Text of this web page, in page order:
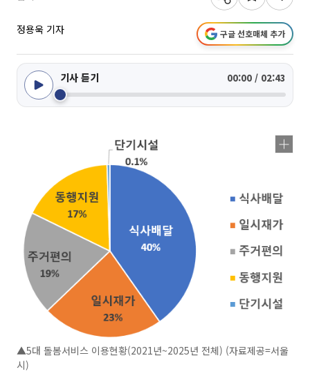
정용욱 기자 구글 선호매체 추가
기사 듣기 00:00 / 02:43
▲5대 돌봄서비스 이용현황(2021년~2025년 전체) (자료제공=서울
시)